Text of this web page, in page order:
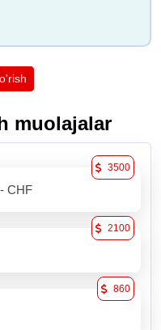
muolajalar
CHF
3500
2100
860